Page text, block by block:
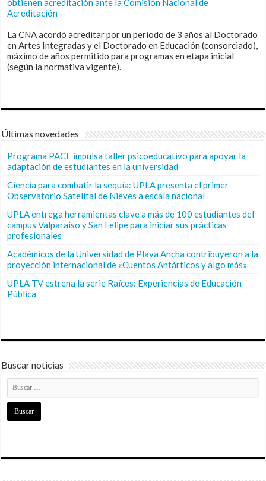
Acreditación
La CNA acordó acreditar por un periodo de 3 años al Doctorado
en Artes Integradas y el Doctorado en Educación (consorciado),
máximo de años permitido para programas en etapa inicial
(según la normativa vigente).
Últimas novedades
Programa PACE impulsa taller psicoeducativo para apoyar la
adaptación de estudiantes en la universidad
Ciencia para combatir la sequía: UPLA presenta el primer
Observatorio Satelital de Nieves a escala nacional
UPLA entrega herramientas clave a más de 100 estudiantes del
campus Valparaíso y San Felipe para iniciar sus prácticas
profesionales
Académicos de la Universidad de Playa Ancha contribuyeron a la
proyección internacional de «Cuentos Antárticos y algo más»
UPLA TV estrena la serie Raíces: Experiencias de Educación
Pública
Buscar noticias